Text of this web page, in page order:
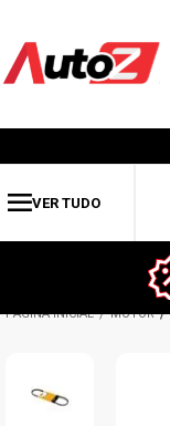
VER TUDO
MOTOR